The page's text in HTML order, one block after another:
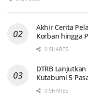
Akhir Cerita
Korban hingga
0 SHARES
DTRB
Kutabumi 5
0 SHARES